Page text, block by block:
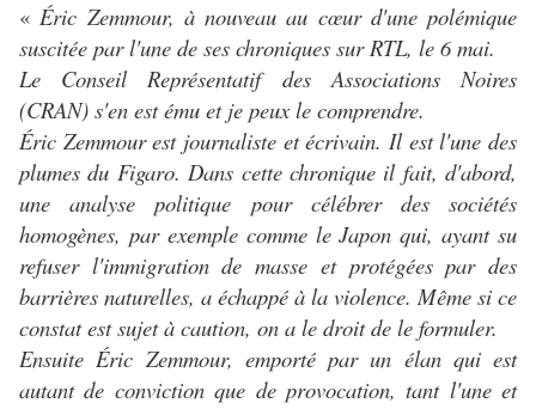
«Éric Zemmour, à nouveau au cœur d'une polémique
suscitée par l'une de ses chroniques sur RTL, le 6 mai.
Le Conseil Représentatif des Associations Noires
(CRAN) s'en est ému et je peux le comprendre.
Éric Zemmour est journaliste et écrivain. Il est l'une des
plumes du Figaro. Dans cette chronique il fait, d'abord,
une analyse politique pour célébrer des sociétés
homogènes, par exemple comme le Japon qui, ayant su
refuser l'immigration de masse et protégées par des
barrières naturelles, a échappé à la violence. Même si ce
constat est sujet à caution, on a le droit de le formuler.
Ensuite Éric Zemmour, emporté par un élan qui est
autant de conviction que de provocation, tant l'une et